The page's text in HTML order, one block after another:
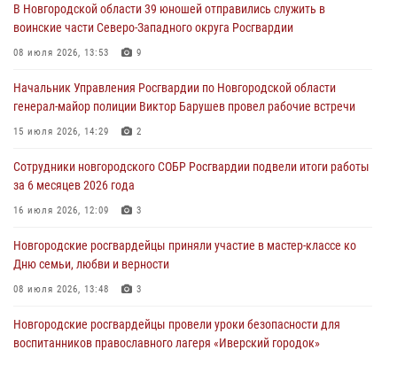
30 июля 2026, 14:36 1
Новгородские росгвардейцы рассказали о службе детям из летнего
30 июля 2026, 08:40 5
Новгородские росгвардейцы задержали мужчину
Телесюжет в программе "Новгородское областное телевидение.
Новости часа." от 29 июля 2026 года. Новгородские призывники
29 июля 2026, 12:54 1
В Новгородской области 39 юношей отправились служить в
воинские части Северо-Западного округа Росгвардии
08 июля 2026, 13:53 9
Начальник Управления Росгвардии по Новгородской области
генерал-майор полиции Виктор Барушев провел рабочие встречи
15 июля 2026, 14:29 2
Сотрудники новгородского СОБР Росгвардии подвели итоги работы
за 6 месяцев 2026 года
16 июля 2026, 12:09 3
Новгородские росгвардейцы приняли участие в мастер-классе ко
Дню семьи, любви и верности
08 июля 2026, 13:48 3
Новгородские росгвардейцы провели уроки безопасности для
воспитанников православного лагеря «Иверский городок»